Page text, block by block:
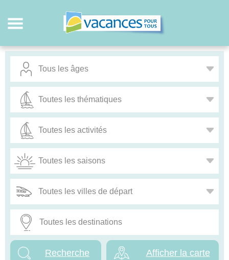
Afficher la carte